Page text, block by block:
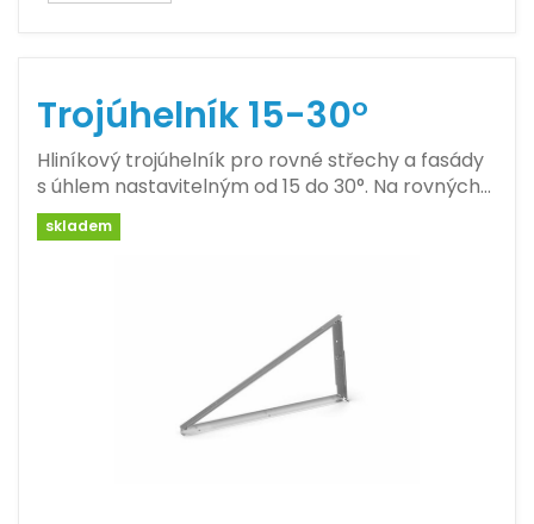
Trojúhelník 15-30°
Hliníkový trojúhelník pro rovné střechy a fasády
s úhlem nastavitelným od 15 do 30°. Na rovných…
skladem